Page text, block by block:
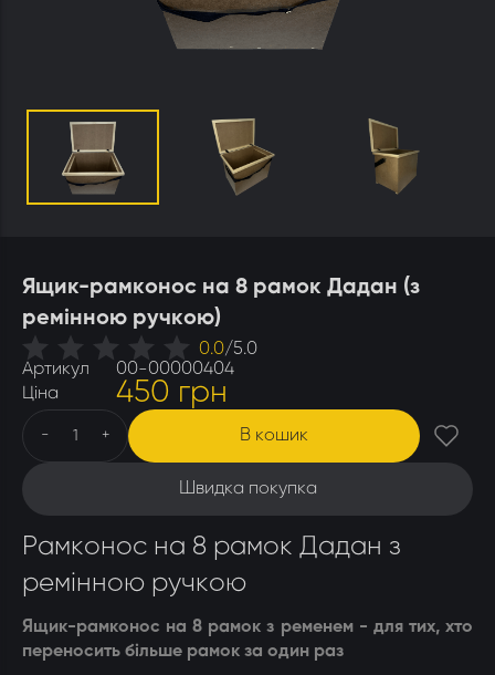
Утеплювачі і мати
Ящики бджолярські
Столи для розпечатування
Ящик-рамконос на 8 рамок Дадан (з
ремінною ручкою)
0.0/5.0
Артикул
00-00000404
Ціна
450 грн
- + В кошик
Швидка покупка
Рамконос на 8 рамок Дадан з
ремінною ручкою
Ящик-рамконос на 8 рамок з ременем - для тих, хто
переносить більше рамок за один раз